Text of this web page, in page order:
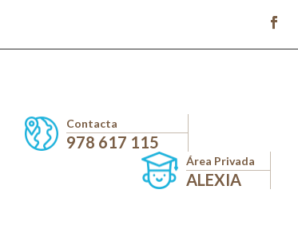
Contacta
978 617 115
Área Privada
ALEXIA